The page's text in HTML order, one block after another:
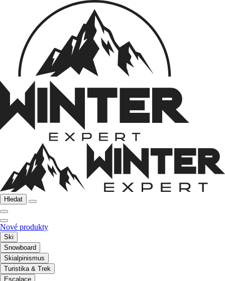
Hledat
Nové produkty
Ski
Snowboard
Skialpinismus
Turistika & Trek
Escalace